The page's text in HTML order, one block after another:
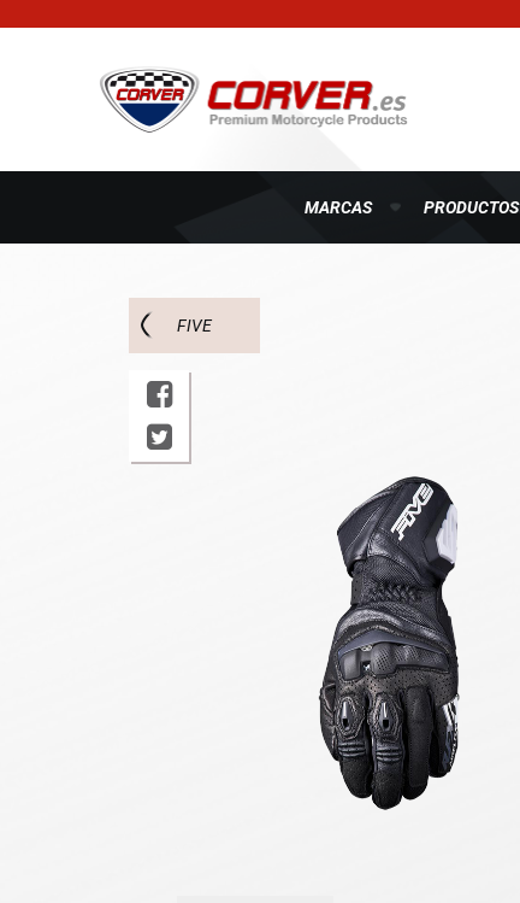
MARCAS PRODUCTOS
FIVE